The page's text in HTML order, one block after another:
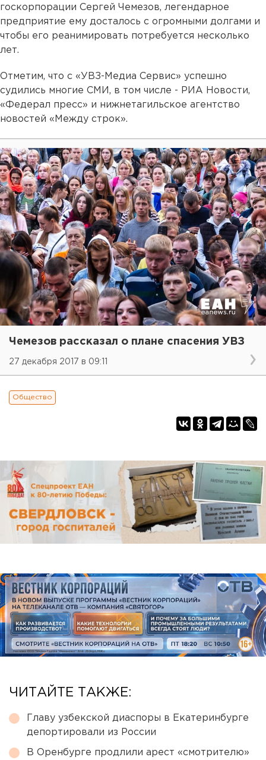
госкорпорации Сергей Чемезов, легендарное
предприятие ему досталось с огромными долгами и
чтобы его реанимировать потребуется несколько
лет.
Отметим, что с «УВЗ-Медиа Сервис» успешно
судились многие СМИ, в том числе - РИА Новости,
«Федерал пресс» и нижнетагильское агентство
новостей «Между строк».
Чемезов рассказал о плане спасения УВЗ
27 декабря 2017 в 09:11
Общество
ЧИТАЙТЕ ТАКЖЕ:
Главу узбекской диаспоры в Екатеринбурге
депортировали из России
В Оренбурге продлили арест «смотрителю»